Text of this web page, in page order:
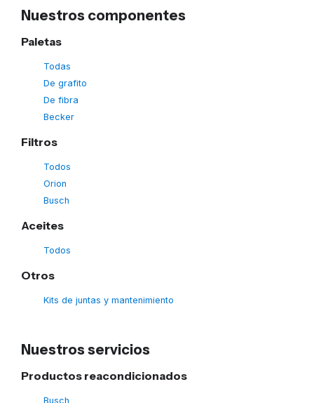
Nuestros componentes
Paletas
Todas
De grafito
De fibra
Becker
Filtros
Todos
Orion
Busch
Aceites
Todos
Otros
Kits de juntas y mantenimiento
Nuestros servicios
Productos reacondicionados
Busch